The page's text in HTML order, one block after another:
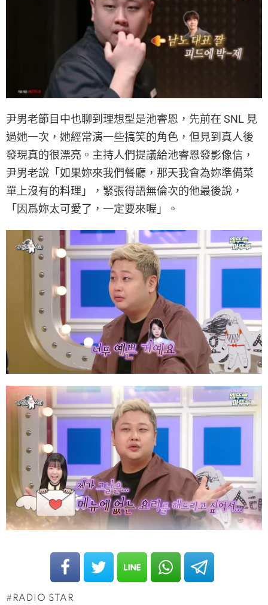
尹男老節目中也聊到理想型是池睿恩，先前在 SNL 見
過她一次，她經常演一些搞笑的角色，但見到真人後
發現真的很漂亮。主持人們提議給池睿恩發影像信，
尹男老說「如果妳來我們餐廳，那天我會為妳準備菜
單上沒有的料理」，緊張得語無倫次的他最後說，
「因爲妳太可愛了，一定要來喔」。
RADIO STAR